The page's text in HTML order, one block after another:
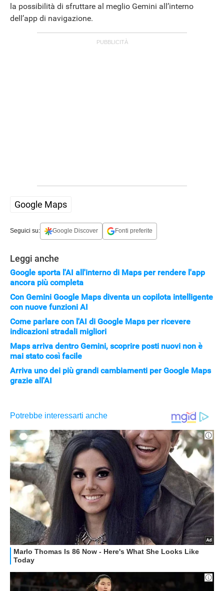
la possibilità di sfruttare al meglio Gemini all’interno
dell’app di navigazione.
Google Maps
Seguici su: Google Discover Fonti preferite
Leggi anche
Google sporta l'AI all'interno di Maps per rendere l'app
ancora più completa
Con Gemini Google Maps diventa un copilota intelligente
con nuove funzioni AI
Come parlare con l'AI di Google Maps per ricevere
indicazioni stradali migliori
Maps arriva dentro Gemini, scoprire posti nuovi non è
mai stato così facile
Arriva uno dei più grandi cambiamenti per Google Maps
grazie all'AI